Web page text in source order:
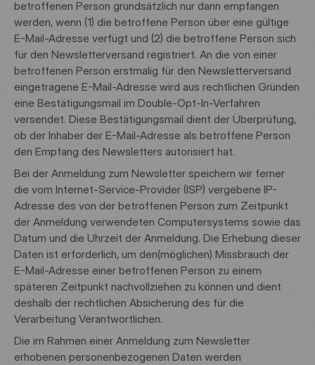
betroffenen Person grundsätzlich nur dann empfangen
werden, wenn (1) die betroffene Person über eine gültige
E-Mail-Adresse verfügt und (2) die betroffene Person sich
für den Newsletterversand registriert. An die von einer
betroffenen Person erstmalig für den Newsletterversand
eingetragene E-Mail-Adresse wird aus rechtlichen Gründen
eine Bestätigungsmail im Double-Opt-In-Verfahren
versendet. Diese Bestätigungsmail dient der Überprüfung,
ob der Inhaber der E-Mail-Adresse als betroffene Person
den Empfang des Newsletters autorisiert hat.
Bei der Anmeldung zum Newsletter speichern wir ferner
die vom Internet-Service-Provider (ISP) vergebene IP-
Adresse des von der betroffenen Person zum Zeitpunkt
der Anmeldung verwendeten Computersystems sowie das
Datum und die Uhrzeit der Anmeldung. Die Erhebung dieser
Daten ist erforderlich, um den(möglichen) Missbrauch der
E-Mail-Adresse einer betroffenen Person zu einem
späteren Zeitpunkt nachvollziehen zu können und dient
deshalb der rechtlichen Absicherung des für die
Verarbeitung Verantwortlichen.
Die im Rahmen einer Anmeldung zum Newsletter
erhobenen personenbezogenen Daten werden